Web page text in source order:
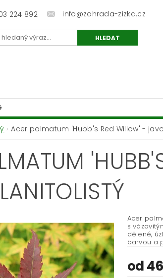
224 892 info@zahrada-zizka.cz
Acer palmatum 'Hubb's Red Willow' -
Acer
s
dělené,
barvou a
od